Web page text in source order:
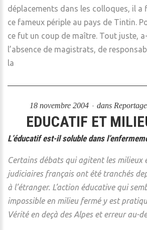
déplacements dans les colloques, il a
ce fameux périple au pays de Tintin.
ce fut un coup de maître. Tout juste,
l’absence de magistrats, de
la
18 novembre 2004 dans
EDUCATIF ET
L’éducatif est-il soluble dans
Certains débats qui agitent les milieux
judiciaires français ont été tranchés
à l’étranger. L’action éducative qui
impossible en milieu fermé y est
Vérité en deçà des Alpes et erreur au-